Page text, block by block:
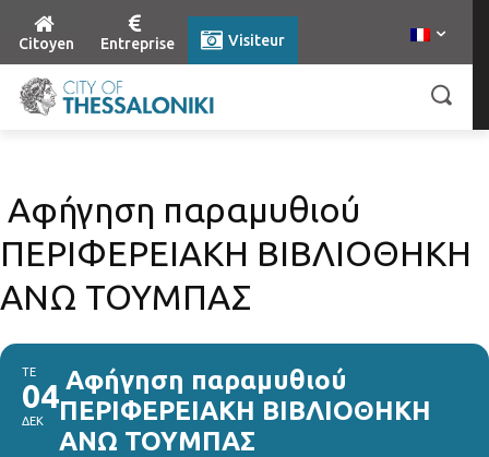
Citoyen Entreprise Visiteur
Αφήγηση παραμυθιού
ΠΕΡΙΦΕΡΕΙΑΚΗ ΒΙΒΛΙΟΘΗΚΗ
ΑΝΩ ΤΟΥΜΠΑΣ
ΤΕ
04
ΔΕΚ
Αφήγηση παραμυθιού
ΠΕΡΙΦΕΡΕΙΑΚΗ ΒΙΒΛΙΟΘΗΚΗ
ΑΝΩ ΤΟΥΜΠΑΣ